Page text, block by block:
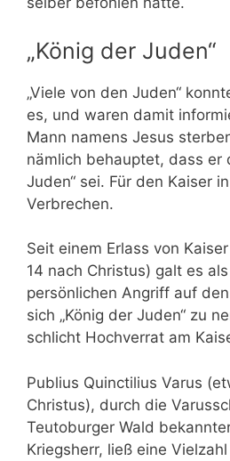
„König der Juden“
„Viele von den Juden“
es, und waren damit
Mann namens Jesus
nämlich behauptet, dass er
Juden“ sei. Für den Kaiser
Verbrechen.
Seit einem Erlass von
14 nach Christus) galt es
persönlichen Angriff auf
sich „König der Juden“ zu
schlicht Hochverrat am
Publius Quinctilius Varus
Christus), durch die
Teutoburger Wald
Kriegsherr, ließ eine